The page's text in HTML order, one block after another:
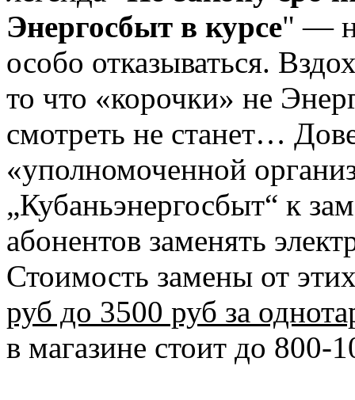
Энергосбыт в курсе" —
особо отказываться.
то что «корочки» не
смотреть не станет…
«уполномоченной
„Кубаньэнергосбыт“ к
абонентов заменять
Стоимость замены от
руб до 3500 руб за
в магазине стоит до 800-